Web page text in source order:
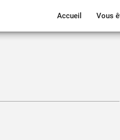
Accueil Vous